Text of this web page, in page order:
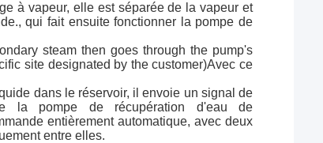
à vapeur, elle est séparée de la vapeur et
qui fait ensuite fonctionner la pompe de
steam then goes through the pump's
site designated by the customer)Avec ce
dans le réservoir, il envoie un signal de
la pompe de récupération d'eau de
entièrement automatique, avec deux
entre elles.